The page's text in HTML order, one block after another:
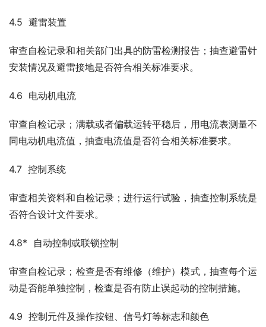
4.5  避雷装置
审查自检记录和相关部门出具的防雷检测报告；抽查避雷针
安装情况及避雷接地是否符合相关标准要求。
4.6  电动机电流
审查自检记录；满载或者偏载运转平稳后，用电流表测量不
同电动机电流值，抽查电流值是否符合相关标准要求。
4.7  控制系统
审查相关资料和自检记录；进行运行试验，抽查控制系统是
否符合设计文件要求。
4.8*  自动控制或联锁控制
审查自检记录；检查是否有维修（维护）模式，抽查每个运
动是否能单独控制，检查是否有防止误起动的控制措施。
4.9  控制元件及操作按钮、信号灯等标志和颜色